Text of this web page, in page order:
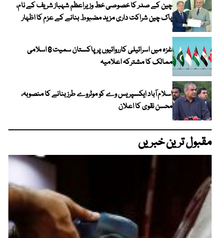
چین کے صدر کا خصوصی خط وزیراعظم شہباز شریف کے نام،
پاک چین شراکت داری مزید مضبوط بنانے کے عزم کا اظہار
غزہ میں اسرائیلی کارروائیوں پر پاکستان سمیت 8 اسلامی
ممالک کا مشترکہ اعلامیہ
اسلام آباد ایکسپریس وے کو موٹروے طرز بنانے کا منصوبہ،
محسن نقوی کا اعلان
مقبول ترین خبریں